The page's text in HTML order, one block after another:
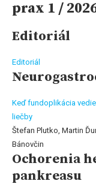
prax 1 /
Editoriál
Editoriál
Keď fundoplikácia
liečby
Štefan Plutko, Martin
Bánovčin
Ochorenia
pankreasu